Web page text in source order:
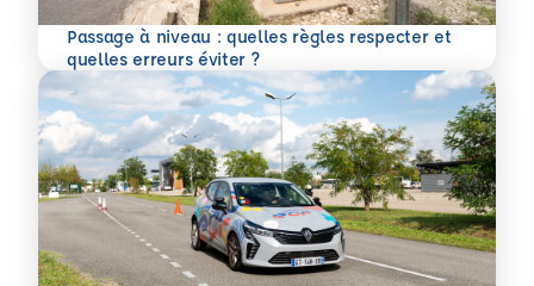
Passage à niveau : quelles règles respecter et
quelles erreurs éviter ?
En savoir plus